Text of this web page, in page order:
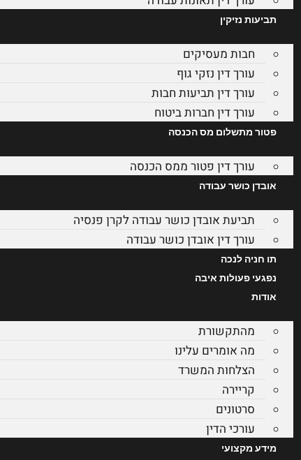
תביעות נזיקין
חבות מעסיקים
עורך דין נזקי גוף
עורך דין תביעות חבות
עורך דין חברות ביטוח
פטור מתשלום מס הכנסה
עורך דין פטור ממס הכנסה
אובדן כושר עבודה
תביעת אובדן כושר עבודה לקרן פנסיה
עורך דין אובדן כושר עבודה
תו חניה לנכה
נפגעי פעולות איבה
אודות
מהתקשורת
מה אומרים עלינו
הצלחות המשרד
קריירה
סרטונים
עורכי הדין
מידע מקצועי